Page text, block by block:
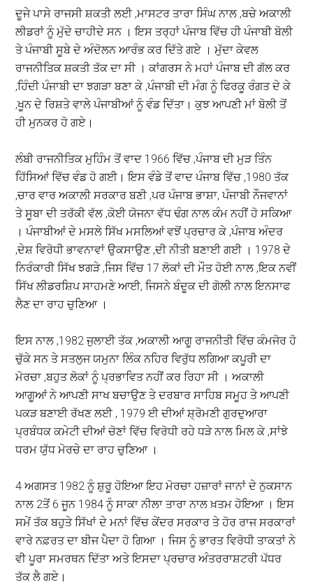
ਦੂਜੇ ਪਾਸੇ ਰਾਜਸੀ ਸ਼ਕਤੀ ਲਈ ,ਮਾਸਟਰ ਤਾਰਾ ਸਿੰਘ ਨਾਲ ,ਬਚੇ ਅਕਾਲੀ
ਲੀਡਰਾਂ ਨੂੰ ਮੁੱਦੇ ਚਾਹੀਦੇ ਸਨ । ਇਸ ਤਰ੍ਹਾਂ ਪੰਜਾਬ ਵਿੱਚ ਹੀ ਪੰਜਾਬੀ ਬੋਲੀ
ਤੇ ਪੰਜਾਬੀ ਸੂਬੇ ਦੇ ਅੰਦੋਲਨ ਆਰੰਭ ਕਰ ਦਿੱਤੇ ਗਏ । ਮੁੱਦਾ ਕੇਵਲ
ਰਾਜਨੀਤਿਕ ਸ਼ਕਤੀ ਤੱਕ ਦਾ ਸੀ । ਕਾਂਗਰਸ ਨੇ ਮਹਾਂ ਪੰਜਾਬ ਦੀ ਗੱਲ ਕਰ
,ਹਿੰਦੀ ਪੰਜਾਬੀ ਦਾ ਝਗੜਾ ਬਣਾ ਕੇ ,ਪੰਜਾਬੀ ਦੀ ਮੰਗ ਨੂੰ ਫਿਰਕੂ ਰੰਗਤ ਦੇ ਕੇ
,ਖੂਨ ਦੇ ਰਿਸ਼ਤੇ ਵਾਲੇ ਪੰਜਾਬੀਆਂ ਨੂੰ ਵੰਡ ਦਿੱਤਾ। ਕੁਝ ਆਪਣੀ ਮਾਂ ਬੋਲੀ ਤੋਂ
ਹੀ ਮੁਨਕਰ ਹੋ ਗਏ।
ਲੰਬੀ ਰਾਜਨੀਤਿਕ ਮੁਹਿੰਮ ਤੋਂ ਵਾਦ 1966 ਵਿੱਚ ,ਪੰਜਾਬ ਦੀ ਮੁੜ ਤਿੰਨ
ਹਿੱਸਿਆਂ ਵਿੱਚ ਵੰਡ ਹੋ ਗਈ। ਇਸ ਵੰਡੇ ਤੋਂ ਵਾਦ ਪੰਜਾਬ ਵਿੱਚ ,1980 ਤੱਕ
,ਚਾਰ ਵਾਰ ਅਕਾਲੀ ਸਰਕਾਰ ਬਣੀ ,ਪਰ ਪੰਜਾਬ ਭਾਸ਼ਾ, ਪੰਜਾਬੀ ਨੌਜਵਾਨਾਂ
ਤੇ ਸੂਬਾ ਦੀ ਤਰੱਕੀ ਵੱਲ ,ਕੋਈ ਯੋਜਨਾ ਵੱਧ ਢੰਗ ਨਾਲ ਕੰਮ ਨਹੀਂ ਹੋ ਸਕਿਆ
। ਪੰਜਾਬੀਆਂ ਦੇ ਮਸਲੇ ਸਿੱਖ ਮਸਲਿਆਂ ਵਝੋਂ ਪ੍ਰਚਾਰ ਕੇ ,ਪੰਜਾਬ ਅੰਦਰ
,ਦੇਸ਼ ਵਿਰੋਧੀ ਭਾਵਨਾਵਾਂ ਉਕਸਾਉਣ ,ਦੀ ਨੀਤੀ ਬਣਾਈ ਗਈ । 1978 ਦੇ
ਨਿਰੰਕਾਰੀ ਸਿੱਖ ਝਗੜੇ ,ਜਿਸ ਵਿੱਚ 17 ਲੋਕਾਂ ਦੀ ਮੌਤ ਹੋਈ ਨਾਲ ,ਇਕ ਨਵੀਂ
ਸਿੱਖ ਲੀਡਰਸ਼ਿਪ ਸਾਹਮਣੇ ਆਈ, ਜਿਸਨੇ ਬੰਦੂਕ ਦੀ ਗੋਲੀ ਨਾਲ ਇਨਸਾਫ
ਲੈਣ ਦਾ ਰਾਹ ਚੁਣਿਆ ।
ਇਸ ਨਾਲ ,1982 ਜੁਲਾਈ ਤੱਕ ,ਅਕਾਲੀ ਆਗੂ ਰਾਜਨੀਤੀ ਵਿੱਚ ਕੰਮਜੋਰ ਹੋ
ਚੁੱਕੇ ਸਨ ਤੇ ਸਤਲੁਜ ਯਮੁਨਾ ਲਿੰਕ ਨਹਿਰ ਵਿਰੁੱਧ ਲਗਿਆ ਕਪੂਰੀ ਦਾ
ਮੋਰਚਾ ,ਬਹੁਤ ਲੋਕਾਂ ਨੂੰ ਪ੍ਰਭਾਵਿਤ ਨਹੀਂ ਕਰ ਰਿਹਾ ਸੀ । ਅਕਾਲੀ
ਆਗੂਆਂ ਨੇ ਆਪਣੀ ਸਾਖ ਬਚਾਉਣ ਤੇ ਦਰਬਾਰ ਸਾਹਿਬ ਸਮੂਹ ਤੇ ਆਪਣੀ
ਪਕੜ ਬਣਾਈ ਰੱਖਣ ਲਈ , 1979 ਈ ਦੀਆਂ ਸ਼੍ਰੋਮਣੀ ਗੁਰਦੁਆਰਾ
ਪ੍ਰਬੰਧਕ ਕਮੇਟੀ ਦੀਆਂ ਚੋਣਾਂ ਵਿੱਚ ਵਿਰੋਧੀ ਰਹੇ ਧੜੇ ਨਾਲ ਮਿਲ ਕੇ ,ਸਾਂਝੇ
ਧਰਮ ਯੁੱਧ ਮੋਰਚੇ ਦਾ ਰਾਹ ਚੁਣਿਆ ।
4 ਅਗਸਤ 1982 ਨੂੰ ਸ਼ੁਰੂ ਹੋਇਆ ਇਹ ਮੋਰਚਾ ਹਜ਼ਾਰਾਂ ਜਾਨਾਂ ਦੇ ਨੁਕਸਾਨ
ਨਾਲ 2ਤੋਂ 6 ਜੂਨ 1984 ਨੂੰ ਸਾਕਾ ਨੀਲਾ ਤਾਰਾ ਨਾਲ ਖ਼ਤਮ ਹੋਇਆ । ਇਸ
ਸਮੇਂ ਤੱਕ ਬਹੁਤੇ ਸਿੱਖਾਂ ਦੇ ਮਨਾਂ ਵਿੱਚ ਕੇਂਦਰ ਸਰਕਾਰ ਤੇ ਹੋਰ ਰਾਜ ਸਰਕਾਰਾਂ
ਵਾਰੇ ਨਫ਼ਰਤ ਦਾ ਬੀਜ ਪੈਦਾ ਹੋ ਗਿਆ । ਜਿਸ ਨੂੰ ਭਾਰਤ ਵਿਰੋਧੀ ਤਾਕਤਾਂ ਨੇ
ਵੀ ਪੂਰਾ ਸਮਰਥਨ ਦਿੱਤਾ ਅਤੇ ਇਸਦਾ ਪ੍ਰਚਾਰ ਅੰਤਰਰਾਸ਼ਟਰੀ ਪੱਧਰ
ਤੱਕ ਲੈ ਗਏ।